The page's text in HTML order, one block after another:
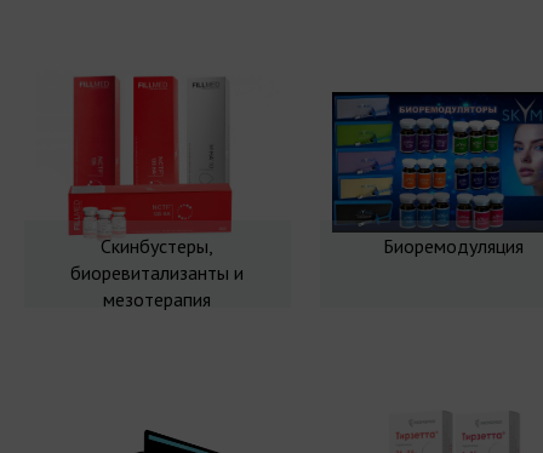
Скинбустеры,
биоревитализанты и
мезотерапия
Биоремодуляция